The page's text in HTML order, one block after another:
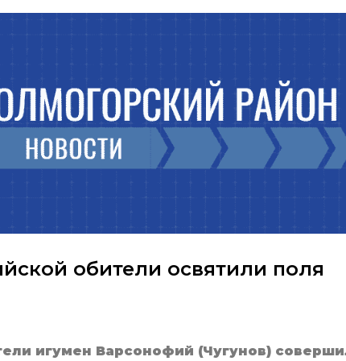
обители освятили поля
игумен Варсонофий (Чугунов)